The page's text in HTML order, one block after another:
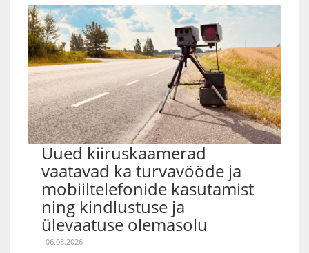
Uued kiiruskaamerad
vaatavad ka turvavööde ja
mobiiltelefonide kasutamist
ning kindlustuse ja
ülevaatuse olemasolu
06.08.2026